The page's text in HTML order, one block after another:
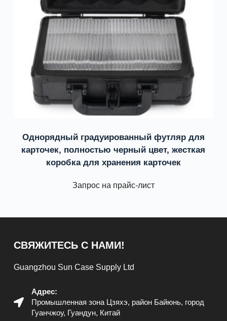
Однорядный градуированный футляр для
карточек, полностью черный цвет, жесткая
коробка для хранения карточек
Запрос на прайс-лист
СВЯЖИТЕСЬ С НАМИ!
Guangzhou Sun Case Supply Ltd
Адрес:
Промышленная зона Цзяхэ, район Байюнь, город
Гуанчжоу, Гуандун, Китай